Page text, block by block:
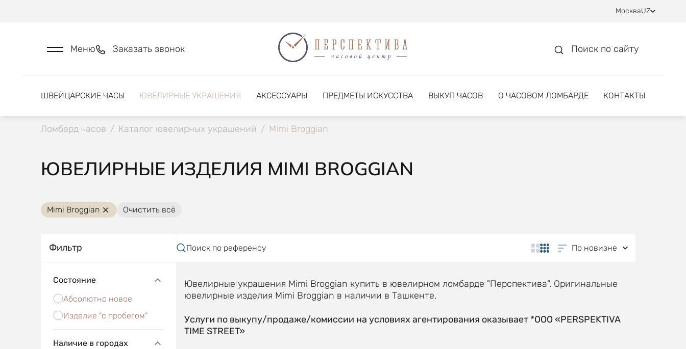
МоскваUZ
Меню Заказать звонок Поиск по сайту
ШВЕЙЦАРСКИЕ ЧАСЫ ЮВЕЛИРНЫЕ УКРАШЕНИЯ АКСЕССУАРЫ ПРЕДМЕТЫ ИСКУССТВА ВЫКУП ЧАСОВ О ЧАСОВОМ ЛОМБАРДЕ КОНТАКТЫ
Ломбард часов / Каталог ювелирных украшений / Mimi Broggian
ЮВЕЛИРНЫЕ ИЗДЕЛИЯ MIMI BROGGIAN
Mimi Broggian Очистить всё
Фильтр
Состояние
Абсолютно новое
Изделие "с пробегом"
Наличие в городах
Поиск по референсу По новизне
Ювелирные украшения Mimi Broggian купить в ювелирном ломбарде "Перспектива". Оригинальные
ювелирные изделия Mimi Broggian в наличии в Ташкенте.
Услуги по выкупу/продаже/комиссии на условиях агентирования оказывает *OOO «PERSPEKTIVA
TIME STREET»